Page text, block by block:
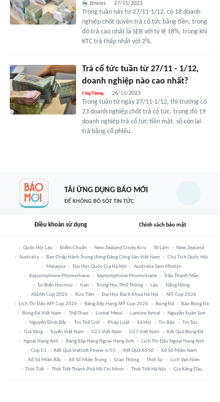
Bnews 27/11/2023
Trong tuần này từ 27/11-1/12, có 18 doanh
nghiệp chốt quyền trả cổ tức bằng tiền, trong
đó trả cao nhất là SEB với tỷ lệ 18%, trong khi
KTC trả thấp nhất với 2%.
Trả cổ tức tuần từ 27/11 - 1/12,
doanh nghiệp nào cao nhất?
26/11/2023
Trong tuần từ ngày 27/11-1/12, thị trường có
23 doanh nghiệp chốt trả cổ tức, trong đó 19
doanh nghiệp trả cổ tức tiền mặt, số còn lại
trả bằng cổ phiếu.
TẢI ỨNG DỤNG BÁO MỚI
ĐỂ KHÔNG BỎ SÓT TIN TỨC
Điều khoản sử dụng Chính sách bảo mật
Quốc Hội Lào Điểm Chuẩn New Zealand Cindy Kiro Tô Lâm
New Zealand
Australia
Ban Chấp Hành Trung Ương Đảng Cộng Sản Việt Nam
Chủ Tịch Quốc Hội
Malaysia
Đại Học Quốc Gia Hà Nội
Australia Sam Mostyn
Xaysomphone Phomvihane
Saysomphone Phomvihane
Trần Thanh Mẫn
Eo Biển Hormuz
Iran Trung Học Phổ Thông Lào
Nắng Nóng
ASEAN Cup 2026
Rửa Tiền Đại Học Bách Khoa Hà Nội
AFF Cup 2026
Lịch Thi Đấu AFF Cup 2026
Bảng Xếp Hạng AFF Cup 2026 Bóng Đá
Báo Bóng Đá
Bóng Đá Việt Nam
Thể Thao Lionel Messi Lamine Yamal
Nguyễn Xuân Son
Nguyễn Đình Bắc
Tin Thế Giới Pháp Luật Xã Hội Tin Bão
Tin Tức
Giá Vàng
Tuyển Việt Nam U23 Việt Nam U17 Việt Nam
Kết Quả Bóng Đá
Ngoại Hạng Anh
Bảng Xếp Hạng Ngoại Hạng Anh
Lịch Thi Đấu Ngoại Hạng Anh
Cúp C1
Kết Quả Vietlott Power 6/55 Kết Quả Xổ Số
Xổ Số Miền Nam
Xổ Số Miền Bắc
Xổ Số Miền Trung Giao Thông Thời Sự
Lịch Vạn Niên
Thời Tiết
Thời Tiết Thành Phố Hồ Chí Minh Thời Tiết Hà Nội Giá Xăng Dầu